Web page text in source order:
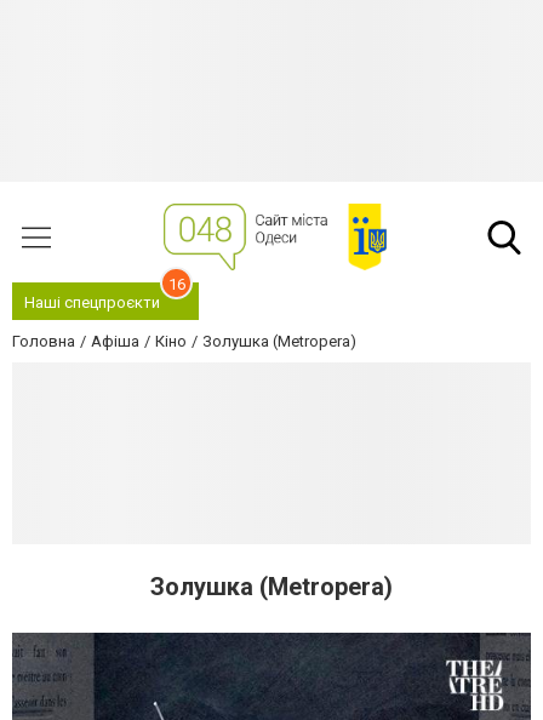
Наші спецпроєкти
16
Головна Афіша Кіно Золушка (Metropera)
Золушка (Metropera)